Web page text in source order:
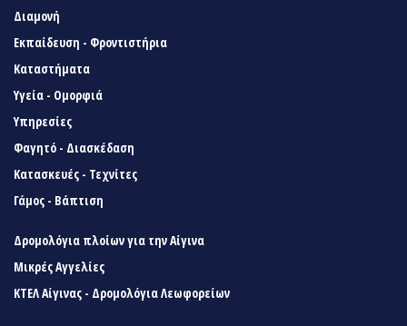
Διαμονή
Εκπαίδευση - Φροντιστήρια
Καταστήματα
Υγεία - Ομορφιά
Υπηρεσίες
Φαγητό - Διασκέδαση
Κατασκευές - Τεχνίτες
Γάμος - Βάπτιση
Δρομολόγια πλοίων για την Αίγινα
Μικρές Αγγελίες
ΚΤΕΛ Αίγινας - Δρομολόγια Λεωφορείων